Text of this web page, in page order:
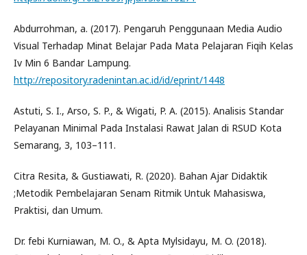
Abdurrohman, a. (2017). Pengaruh Penggunaan Media Audio
Visual Terhadap Minat Belajar Pada Mata Pelajaran Fiqih Kelas
Iv Min 6 Bandar Lampung.
http://repository.radenintan.ac.id/id/eprint/1448
Astuti, S. I., Arso, S. P., & Wigati, P. A. (2015). Analisis Standar
Pelayanan Minimal Pada Instalasi Rawat Jalan di RSUD Kota
Semarang, 3, 103–111.
Citra Resita, & Gustiawati, R. (2020). Bahan Ajar Didaktik
;Metodik Pembelajaran Senam Ritmik Untuk Mahasiswa,
Praktisi, dan Umum.
Dr. febi Kurniawan, M. O., & Apta Mylsidayu, M. O. (2018).